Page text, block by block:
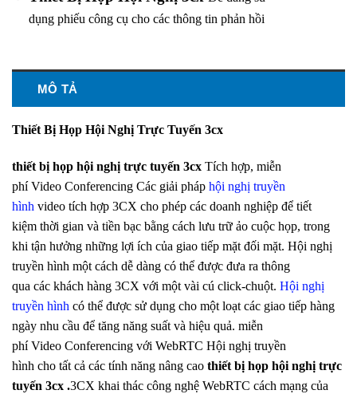
dụng phiếu công cụ cho các thông tin phản hồi
MÔ TẢ
Thiết Bị Họp Hội Nghị Trực Tuyến 3cx
thiết bị họp hội nghị trực tuyến 3cx Tích hợp, miễn
phí Video Conferencing Các giải pháp hội nghị truyền
hình video tích hợp 3CX cho phép các doanh nghiệp để tiết
kiệm thời gian và tiền bạc bằng cách lưu trữ ảo cuộc họp, trong
khi tận hưởng những lợi ích của giao tiếp mặt đối mặt. Hội nghị
truyền hình một cách dễ dàng có thể được đưa ra thông
qua các khách hàng 3CX với một vài cú click-chuột. Hội nghị
truyền hình có thể được sử dụng cho một loạt các giao tiếp hàng
ngày nhu cầu để tăng năng suất và hiệu quả. miễn
phí Video Conferencing với WebRTC Hội nghị truyền
hình cho tất cả các tính năng nâng cao thiết bị họp hội nghị trực
tuyến 3cx .3CX khai thác công nghệ WebRTC cách mạng của